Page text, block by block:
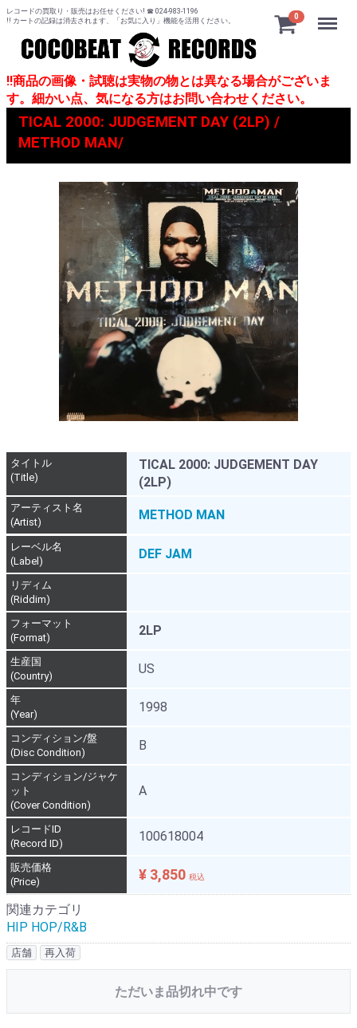
レコードの買取り・販売はお任せください! ☎ 024-983-1196
!! カートの記録は消去されます、「お気に入り」機能を活用ください。
0 Menu
!!商品の画像・試聴は実物の物とは異なる場合がございま
す。細かい点、気になる方はお問い合わせください。
TICAL 2000: JUDGEMENT DAY (2LP) /
METHOD MAN/
タイトル
(Title)
TICAL 2000: JUDGEMENT DAY
(2LP)
アーティスト名
(Artist)
METHOD MAN
レーベル名
(Label)
DEF JAM
リディム
(Riddim)
フォーマット
(Format)
2LP
生産国
(Country)
US
年
(Year)
1998
コンディション/盤
(Disc Condition)
B
コンディション/ジャケ
ット
(Cover Condition)
A
レコードID
(Record ID)
100618004
販売価格
(Price)
¥ 3,850 税込
関連カテゴリ
HIP HOP/R&B
店舗 再入荷
ただいま品切れ中です